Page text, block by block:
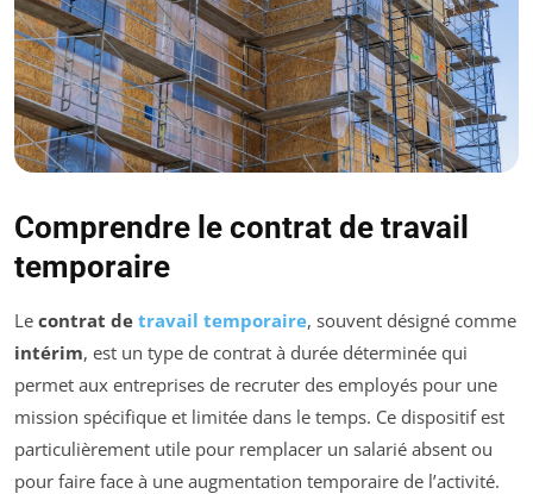
Comprendre le contrat de travail
temporaire
Le contrat de travail temporaire, souvent désigné comme
intérim, est un type de contrat à durée déterminée qui
permet aux entreprises de recruter des employés pour une
mission spécifique et limitée dans le temps. Ce dispositif est
particulièrement utile pour remplacer un salarié absent ou
pour faire face à une augmentation temporaire de l’activité.